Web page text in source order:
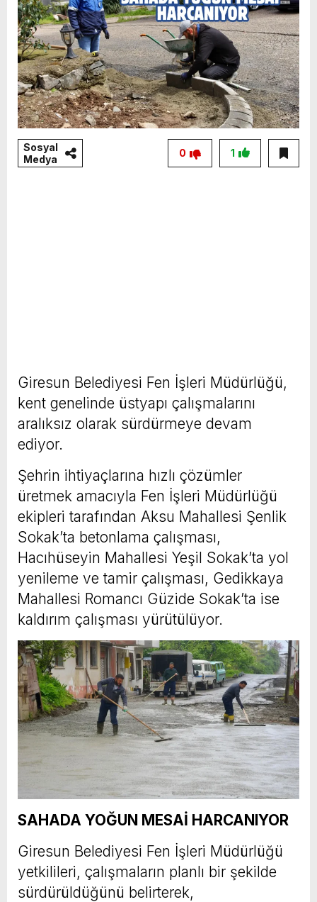
Sosyal
Medya
1
0
Giresun Belediyesi Fen İşleri Müdürlüğü,
kent genelinde üstyapı çalışmalarını
aralıksız olarak sürdürmeye devam
ediyor.
Şehrin ihtiyaçlarına hızlı çözümler
üretmek amacıyla Fen İşleri Müdürlüğü
ekipleri tarafından Aksu Mahallesi Şenlik
Sokak’ta betonlama çalışması,
Hacıhüseyin Mahallesi Yeşil Sokak’ta yol
yenileme ve tamir çalışması, Gedikkaya
Mahallesi Romancı Güzide Sokak’ta ise
kaldırım çalışması yürütülüyor.
SAHADA YOĞUN MESAİ HARCANIYOR
Giresun Belediyesi Fen İşleri Müdürlüğü
yetkilileri, çalışmaların planlı bir şekilde
sürdürüldüğünü belirterek,